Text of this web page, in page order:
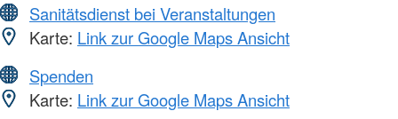
Sanitätsdienst bei Veranstaltungen
Karte: Link zur Google Maps Ansicht
Spenden
Karte: Link zur Google Maps Ansicht